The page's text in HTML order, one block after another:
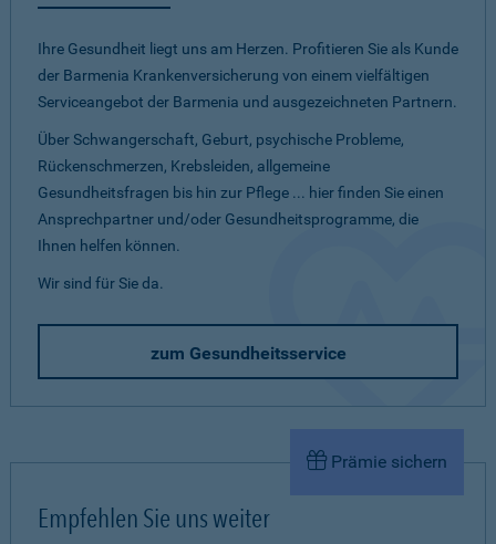
Ihre Gesundheit liegt uns am Herzen. Profitieren Sie als Kunde
der Barmenia Krankenversicherung von einem vielfältigen
Serviceangebot der Barmenia und ausgezeichneten Partnern.
Über Schwangerschaft, Geburt, psychische Probleme,
Rückenschmerzen, Krebsleiden, allgemeine
Gesundheitsfragen bis hin zur Pflege ... hier finden Sie einen
Ansprechpartner und/oder Gesundheitsprogramme, die
Ihnen helfen können.
Wir sind für Sie da.
zum Gesundheitsservice
Prämie sichern
Empfehlen Sie uns weiter